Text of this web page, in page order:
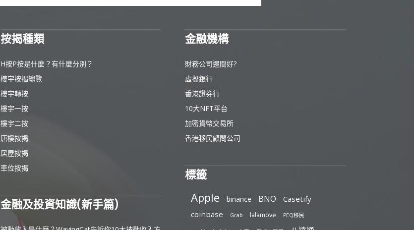
按揭種類
H按P按是什麼？有什麼分別？
樓宇按揭總覽
樓宇轉按
樓宇一按
樓宇二按
唐樓按揭
居屋按揭
車位按揭
金融及投資知識(新手篇)
金融機構
財務公司邊間好?
虛擬銀行
香港證券行
10大NFT平台
加密貨幣交易所
香港移民顧問公司
標籤
Apple binance BNO
Casetify
coinbase
Grab lalamove PEQ移民